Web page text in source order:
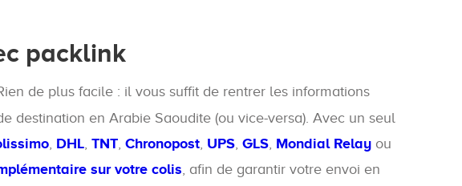
packlink
de plus facile : il vous suffit de rentrer les informations
en Arabie Saoudite (ou vice-versa). Avec un seul
, DHL, TNT, Chronopost, UPS, GLS, Mondial Relay ou
sur votre colis, afin de garantir votre envoi en